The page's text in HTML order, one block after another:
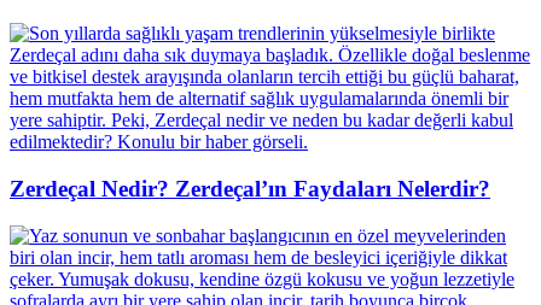
Zerdeçal Nedir? Zerdeçal’ın Faydaları Nelerdir?